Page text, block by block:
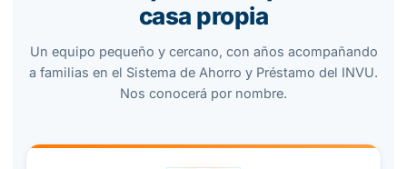
casa propia
Un equipo pequeño y cercano, con años acompañando
a familias en el Sistema de Ahorro y Préstamo del INVU.
Nos conocerá por nombre.